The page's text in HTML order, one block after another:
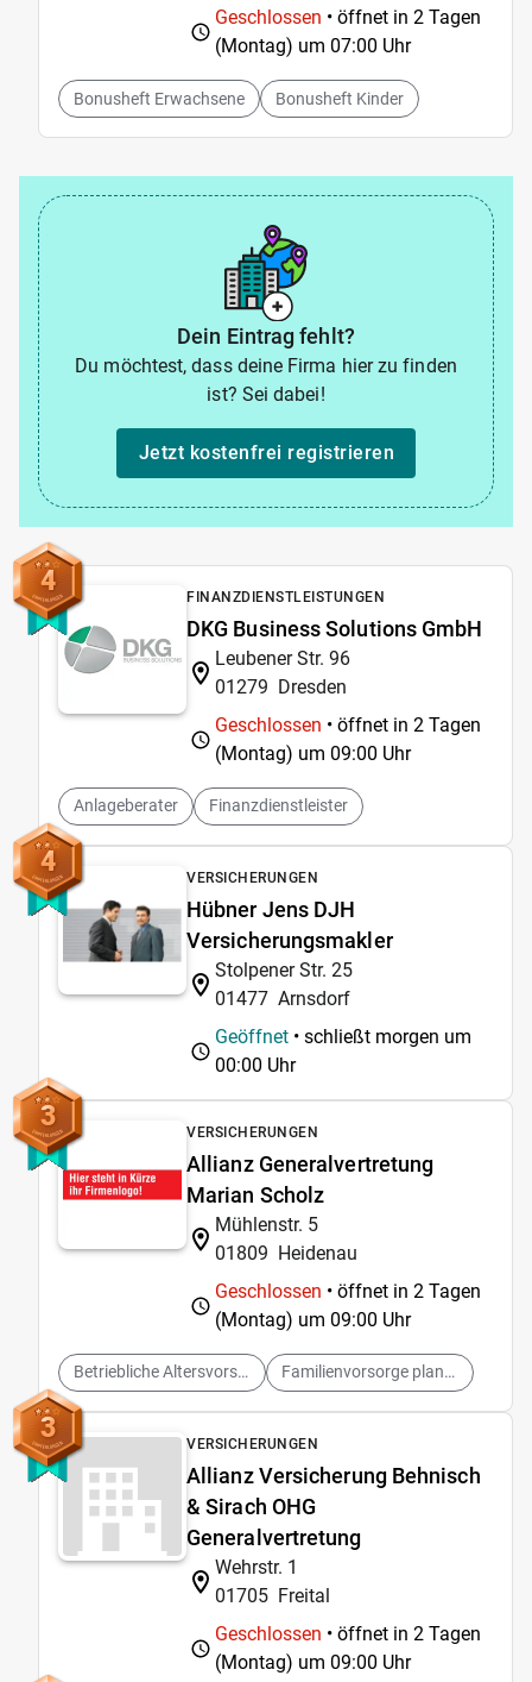
Geschlossen • öffnet in 2 Tagen
(Montag) um 07:00 Uhr
Bonusheft Erwachsene Bonusheft Kinder
Dein Eintrag fehlt?
Du möchtest, dass deine Firma hier zu finden
ist? Sei dabei!
Jetzt kostenfrei registrieren
4 FINANZDIENSTLEISTUNGEN
DKG Business Solutions GmbH
Leubener Str. 96
01279 Dresden
Geschlossen • öffnet in 2 Tagen
(Montag) um 09:00 Uhr
Anlageberater Finanzdienstleister
4 VERSICHERUNGEN
Hübner Jens DJH
Versicherungsmakler
Stolpener Str. 25
01477 Arnsdorf
Geöffnet • schließt morgen um
00:00 Uhr
3 VERSICHERUNGEN
Allianz Generalvertretung
Marian Scholz
Mühlenstr. 5
01809 Heidenau
Geschlossen • öffnet in 2 Tagen
(Montag) um 09:00 Uhr
Betriebliche Altersvorsorge planen Familienvorsorge planen
3 VERSICHERUNGEN
Allianz Versicherung Behnisch
& Sirach OHG
Generalvertretung
Wehrstr. 1
01705 Freital
Geschlossen • öffnet in 2 Tagen
(Montag) um 09:00 Uhr